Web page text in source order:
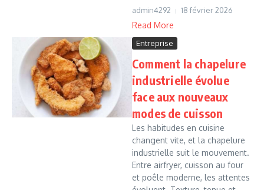
admin4292 18 février 2026
Read More
Entreprise
Comment la chapelure
industrielle évolue
face aux nouveaux
modes de cuisson
Les habitudes en cuisine
changent vite, et la chapelure
industrielle suit le mouvement.
Entre airfryer, cuisson au four
et poêle moderne, les attentes